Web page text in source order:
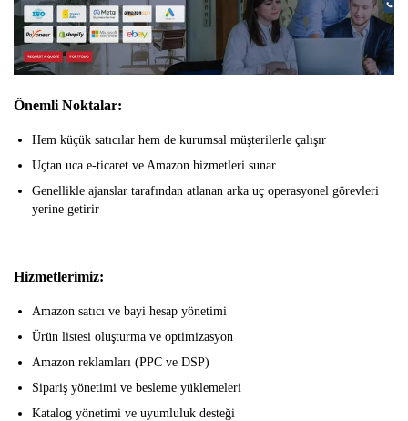
Önemli Noktalar:
Hem küçük satıcılar hem de kurumsal müşterilerle çalışır
Uçtan uca e-ticaret ve Amazon hizmetleri sunar
Genellikle ajanslar tarafından atlanan arka uç operasyonel görevleri
yerine getirir
Hizmetlerimiz:
Amazon satıcı ve bayi hesap yönetimi
Ürün listesi oluşturma ve optimizasyon
Amazon reklamları (PPC ve DSP)
Sipariş yönetimi ve besleme yüklemeleri
Katalog yönetimi ve uyumluluk desteği